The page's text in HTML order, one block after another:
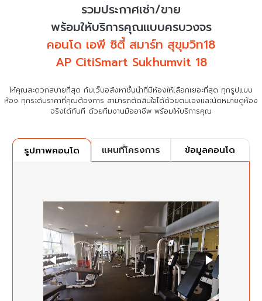
รวมประกาศเช่า/ขาย
พร้อมให้บริการคุณแบบครบวงจร
คอนโด เอพี ซิตี้ สมาร์ท สุขุมวิท18
AP CitiSmart Sukhumvit 18
ให้คุณสะดวกสบายที่สุด กับเว็บอสังหาชั้นนำที่มีห้องให้เลือกเยอะที่สุด ทุกรูปแบบ
ห้อง ทุกระดับราคาที่คุณต้องการ สามารถตัดสินใจได้ด้วยตนเองและนัดหมายดูห้อง
จริงได้ทันที ด้วยทีมงานมืออาชีพ พร้อมให้บริการคุณ
รูปภาพคอนโด แผนที่โครงการ ข้อมูลคอนโด